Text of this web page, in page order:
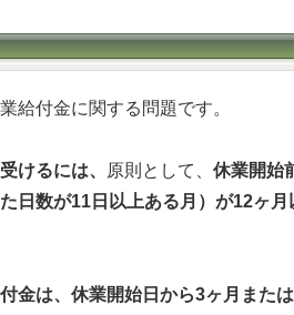
給付金に関する問題です。
けるには、 原則として、 休業開始
日数が11日以上ある月）が12ヶ月
金は、休業開始日から3ヶ月また